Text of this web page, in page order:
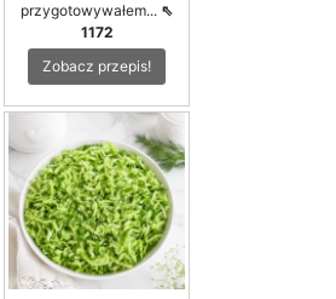
przygotowywałem... ⇖
1172
Zobacz przepis!